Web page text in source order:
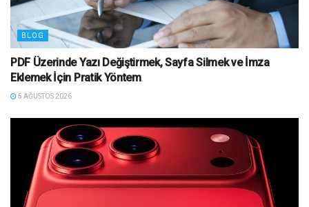
BLOG
PDF Üzerinde Yazı Değiştirmek, Sayfa Silmek ve İmza
Eklemek İçin Pratik Yöntem
5 AĞUSTOS 2026